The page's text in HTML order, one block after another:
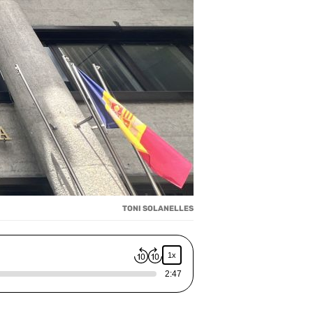
TONI SOLANELLES
1x
2:47